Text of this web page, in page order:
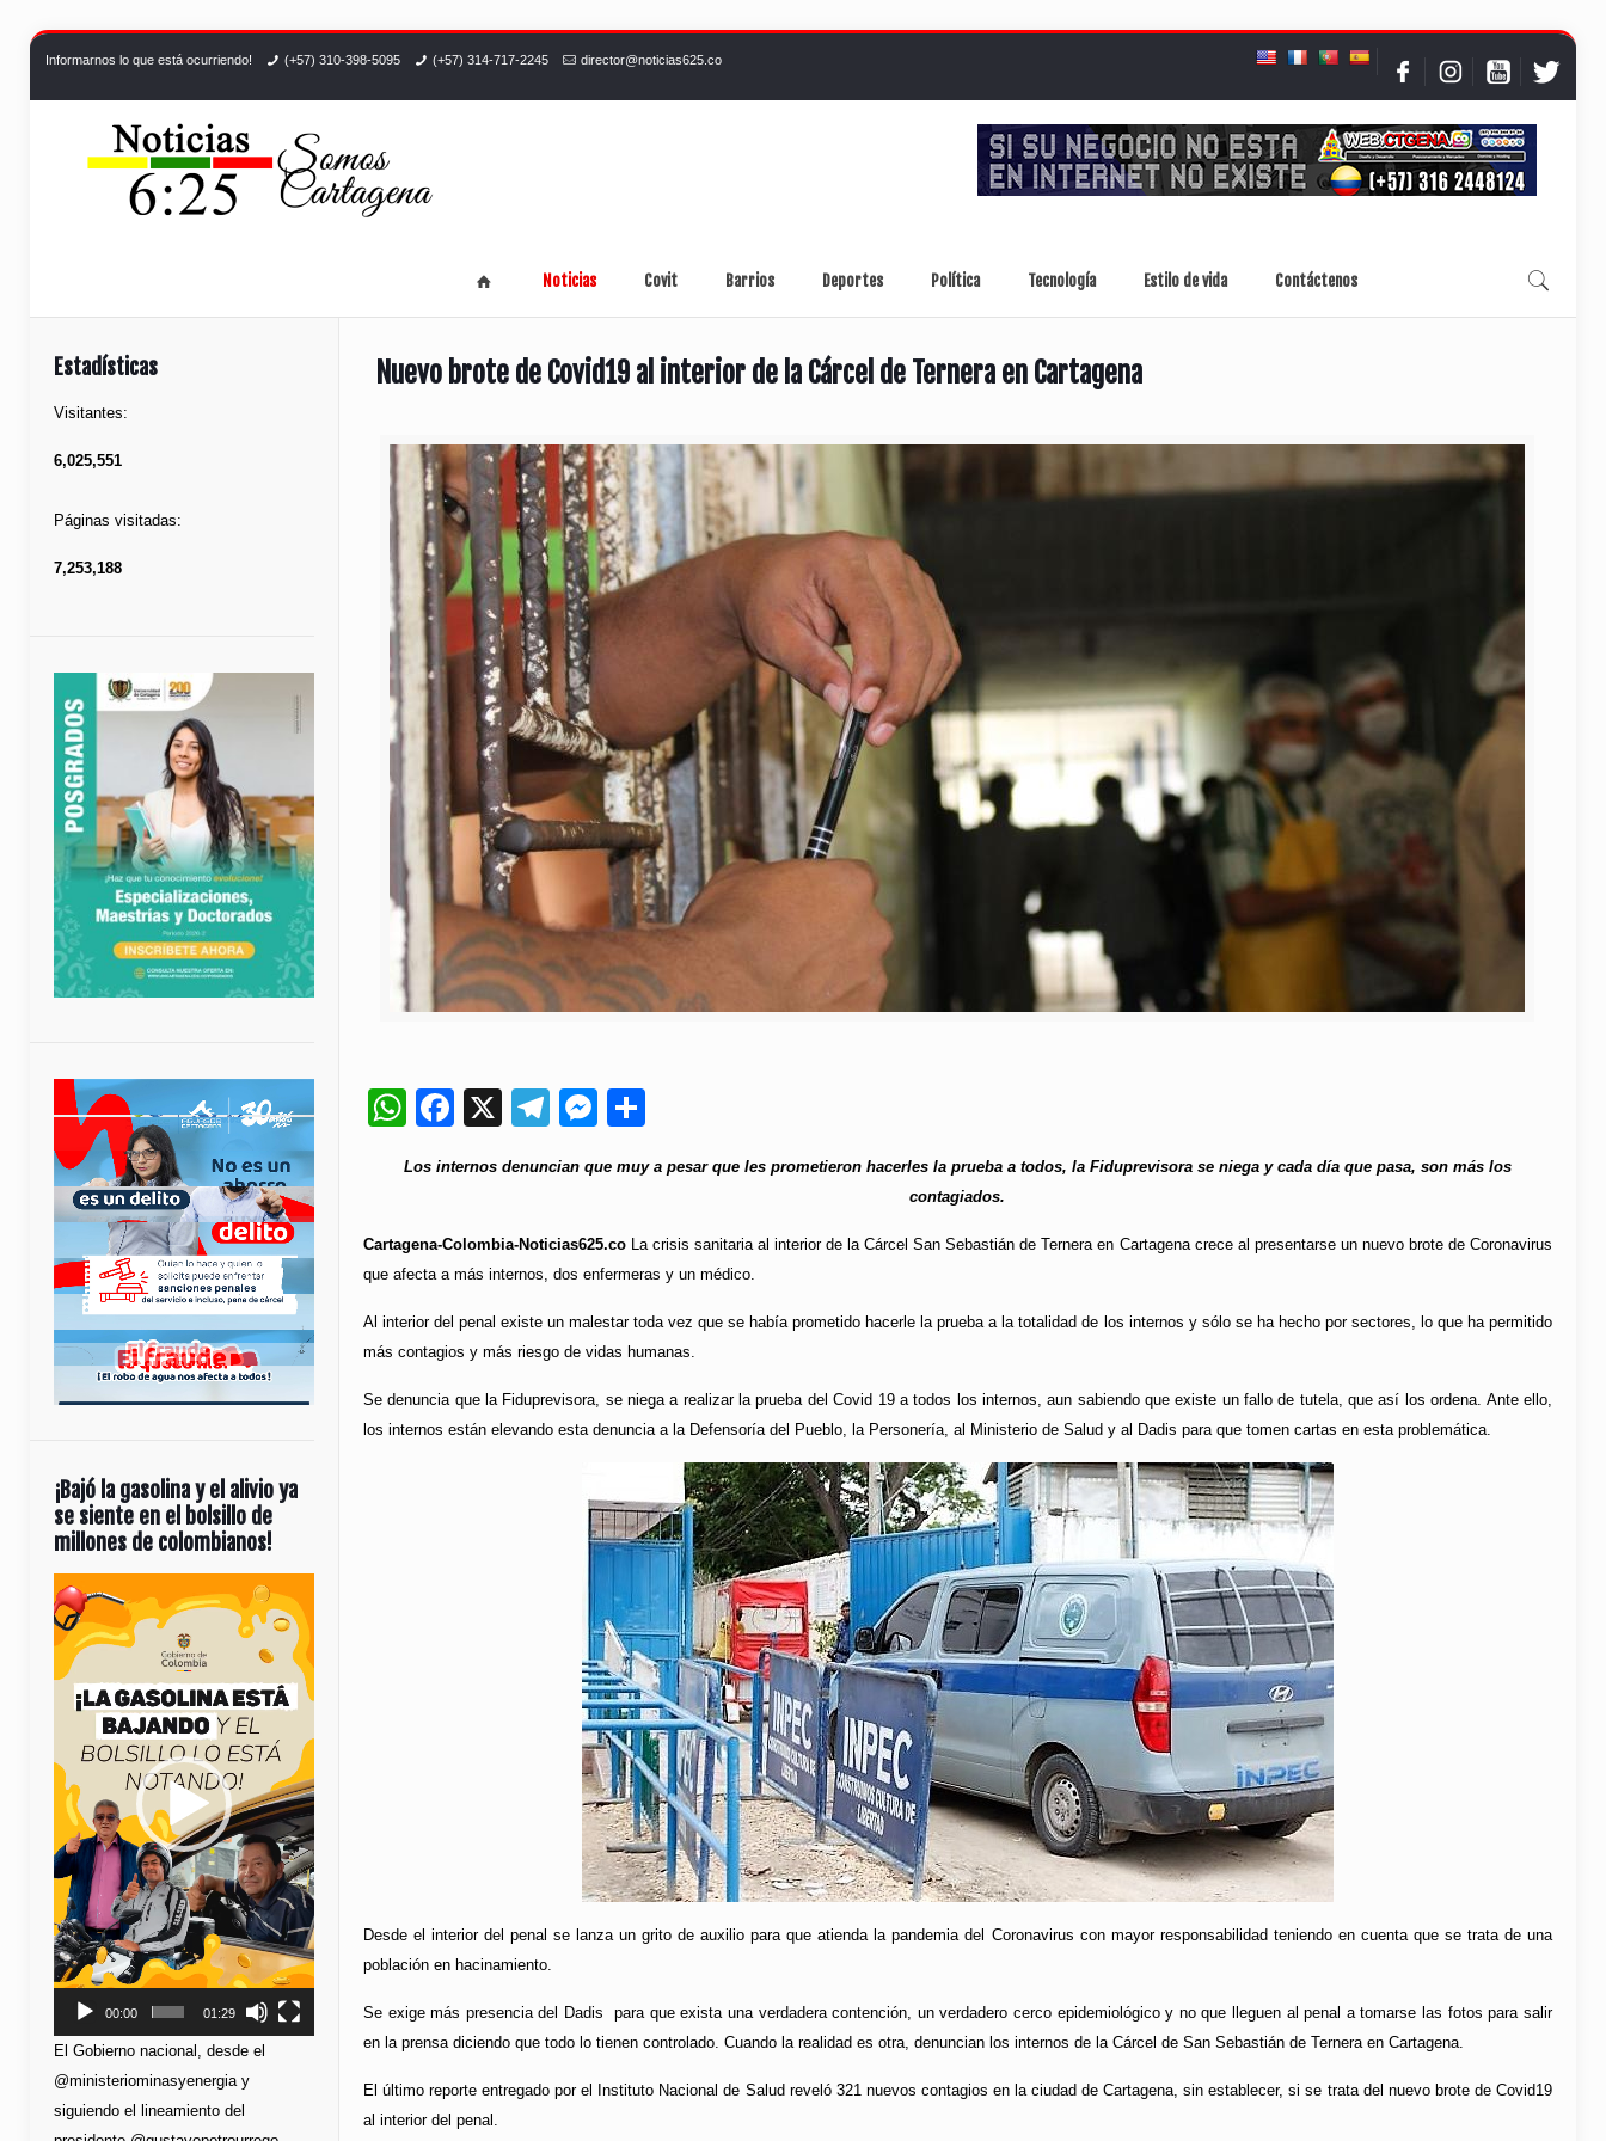
Informarnos lo que está ocurriendo! (+57) 310-398-5095 (+57) 314-717-2245 director@noticias625.co
Noticias Covit Barrios Deportes Política Tecnología Estilo de vida Contáctenos
Nuevo brote de Covid19 al interior de la Cárcel de Ternera en Cartagena
WhatsApp
Facebook
X Telegram
Messenger
Los internos denuncian que muy a pesar que les prometieron hacerles la prueba a todos, la Fiduprevisora se niega y cada día que pasa, son más los
contagiados.
Cartagena-Colombia-Noticias625.coLa crisis sanitaria al interior de la Cárcel San Sebastián de Ternera en Cartagena crece al presentarse un nuevo brote de Coronavirus
que afecta a más internos, dos enfermeras y un médico.
Al interior del penal existe un malestar toda vez que se había prometido hacerle la prueba a la totalidad de los internos y sólo se ha hecho por sectores, lo que ha permitido
más contagios y más riesgo de vidas humanas.
Se denuncia que la Fiduprevisora, se niega a realizar la prueba del Covid 19 a todos los internos, aun sabiendo que existe un fallo de tutela, que así los ordena. Ante ello,
los internos están elevando esta denuncia a la Defensoría del Pueblo, la Personería, al Ministerio de Salud y al Dadis para que tomen cartas en esta problemática.
Desde el interior del penal se lanza un grito de auxilio para que atienda la pandemia del Coronavirus con mayor responsabilidad teniendo en cuenta que se trata de una
población en hacinamiento.
Se exige más presencia del Dadis para que exista una verdadera contención, un verdadero cerco epidemiológico y no que lleguen al penal a tomarse las fotos para salir
en la prensa diciendo que todo lo tienen controlado. Cuando la realidad es otra, denuncian los internos de la Cárcel de San Sebastián de Ternera en Cartagena.
El último reporte entregado por el Instituto Nacional de Salud reveló 321 nuevos contagios en la ciudad de Cartagena, sin establecer, si se trata del nuevo brote de Covid19
al interior del penal.
Estadísticas
Visitantes:
6,025,551
Páginas visitadas:
7,253,188
¡Bajó la gasolina y el alivio ya
se siente en el bolsillo de
millones de colombianos!
Reproductor
de
vídeo
00:00 01:29
El Gobierno nacional, desde el
@ministeriominasyenergia y
siguiendo el lineamiento del